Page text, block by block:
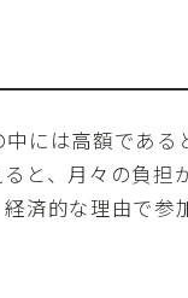
中には高額である
ると、月々の負担
済的な理由で参